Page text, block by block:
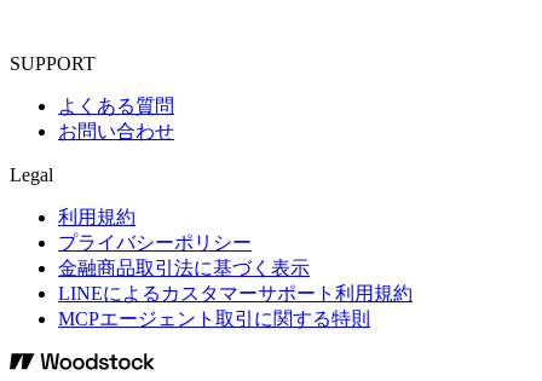
SUPPORT
よくある質問
お問い合わせ
Legal
利用規約
プライバシーポリシー
金融商品取引法に基づく表示
LINEによるカスタマーサポート利用規約
MCPエージェント取引に関する特則